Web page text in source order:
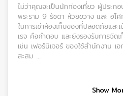
ไม่ว่าคุณจะเป็นนักท่องเที่ยว ผู้ประก
พระราม 9 รัชดา ห้วยขวาง และ อโ
ในการเช่าห้องเก็บของที่ปลอดภัยแล
เรจ คือคำตอบ และยังรองรับการจัด
เช่น เฟอร์นิเจอร์ ของใช้สำนักงาน เ
สะสม ...
Show